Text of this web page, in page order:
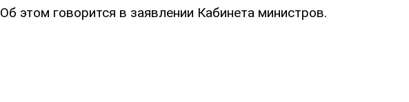
Об этом говорится в заявлении Кабинета министров.